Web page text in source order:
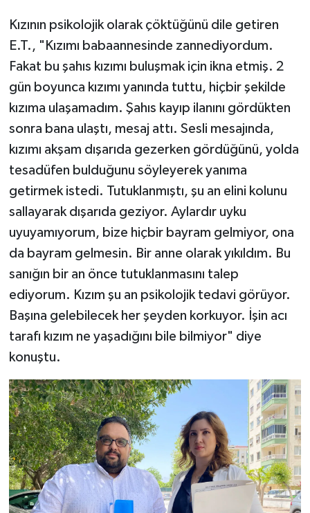
Kızının psikolojik olarak çöktüğünü dile getiren
E.T., "Kızımı babaannesinde zannediyordum.
Fakat bu şahıs kızımı buluşmak için ikna etmiş. 2
gün boyunca kızımı yanında tuttu, hiçbir şekilde
kızıma ulaşamadım. Şahıs kayıp ilanını gördükten
sonra bana ulaştı, mesaj attı. Sesli mesajında,
kızımı akşam dışarıda gezerken gördüğünü, yolda
tesadüfen bulduğunu söyleyerek yanıma
getirmek istedi. Tutuklanmıştı, şu an elini kolunu
sallayarak dışarıda geziyor. Aylardır uyku
uyuyamıyorum, bize hiçbir bayram gelmiyor, ona
da bayram gelmesin. Bir anne olarak yıkıldım. Bu
sanığın bir an önce tutuklanmasını talep
ediyorum. Kızım şu an psikolojik tedavi görüyor.
Başına gelebilecek her şeyden korkuyor. İşin acı
tarafı kızım ne yaşadığını bile bilmiyor" diye
konuştu.